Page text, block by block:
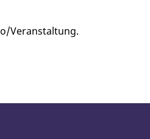
Veranstaltung.